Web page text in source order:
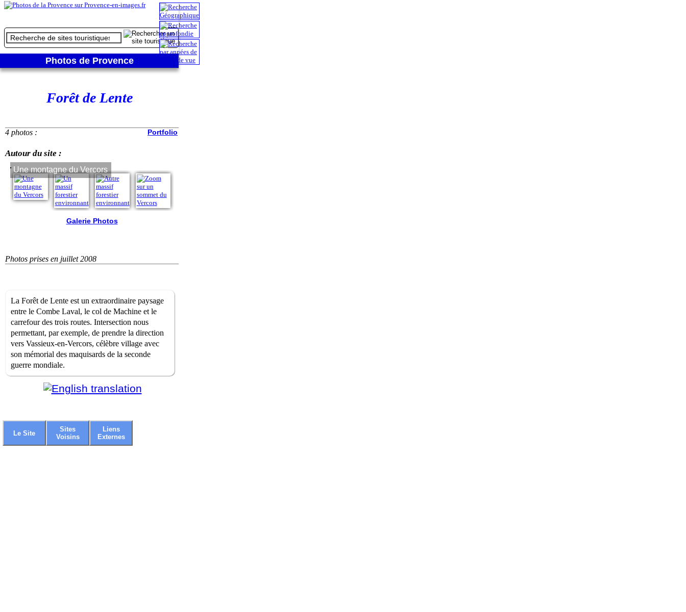
Photos de Provence
Forêt de Lente
4 photos : Portfolio
Autour du site :
Une montagne du Vercors
Galerie Photos
Photos prises en juillet 2008
La Forêt de Lente est un extraordinaire paysage
entre le Combe Laval, le col de Machine et le
carrefour des trois routes. Intersection nous
permettant, par exemple, de prendre la direction
vers Vassieux-en-Vercors, célèbre village avec
son mémorial des maquisards de la seconde
guerre mondiale.
Le Site
Sites
Voisins
Liens
Externes